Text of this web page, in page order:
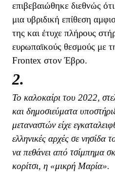
επιβεβαιώθηκε διεθνώς
μια υβριδική επίθεση
της και έτυχε πλήρους
ευρωπαϊκούς θεσμούς με
Frontex στον Έβρο.
2.
Το καλοκαίρι του 2022,
και δημοσιεύματα
μεταναστών είχε
ελληνικές αρχές σε
να πεθάνει από τσίμπημα
κορίτσι, η «μικρή Μαρία».